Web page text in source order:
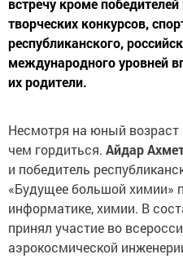
встречу кроме
творческих конкурсов,
республиканского,
международного уровней
их родители.
Несмотря на юный возраст
чем гордиться. Айдар
и победитель
«Будущее большой химии»
информатике, химии. В
принял участие во
аэрокосмической